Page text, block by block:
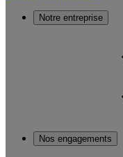
Notre entreprise
Nos engagements